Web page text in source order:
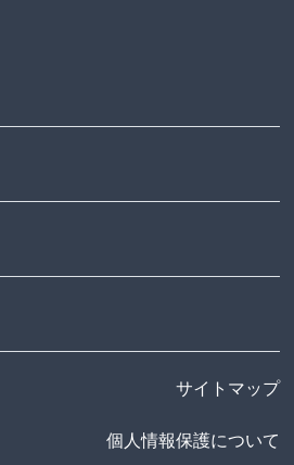
サイトマップ
個人情報保護について